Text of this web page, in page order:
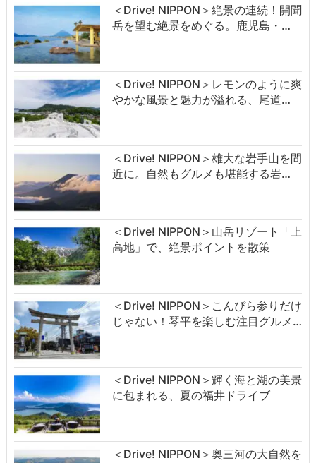
＜Drive! NIPPON＞絶景の連続！開聞
岳を望む絶景をめぐる。鹿児島・…
＜Drive! NIPPON＞レモンのように爽
やかな風景と魅力が溢れる、尾道…
＜Drive! NIPPON＞雄大な岩手山を間
近に。自然もグルメも堪能する岩…
＜Drive! NIPPON＞山岳リゾート「上
高地」で、絶景ポイントを散策
＜Drive! NIPPON＞こんぴら参りだけ
じゃない！琴平を楽しむ注目グルメ…
＜Drive! NIPPON＞輝く海と湖の美景
に包まれる、夏の福井ドライブ
＜Drive! NIPPON＞奥三河の大自然を